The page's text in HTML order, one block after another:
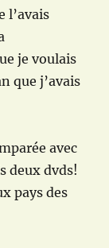
l’avais
je voulais
que j’avais
avec
deux dvds!
pays des